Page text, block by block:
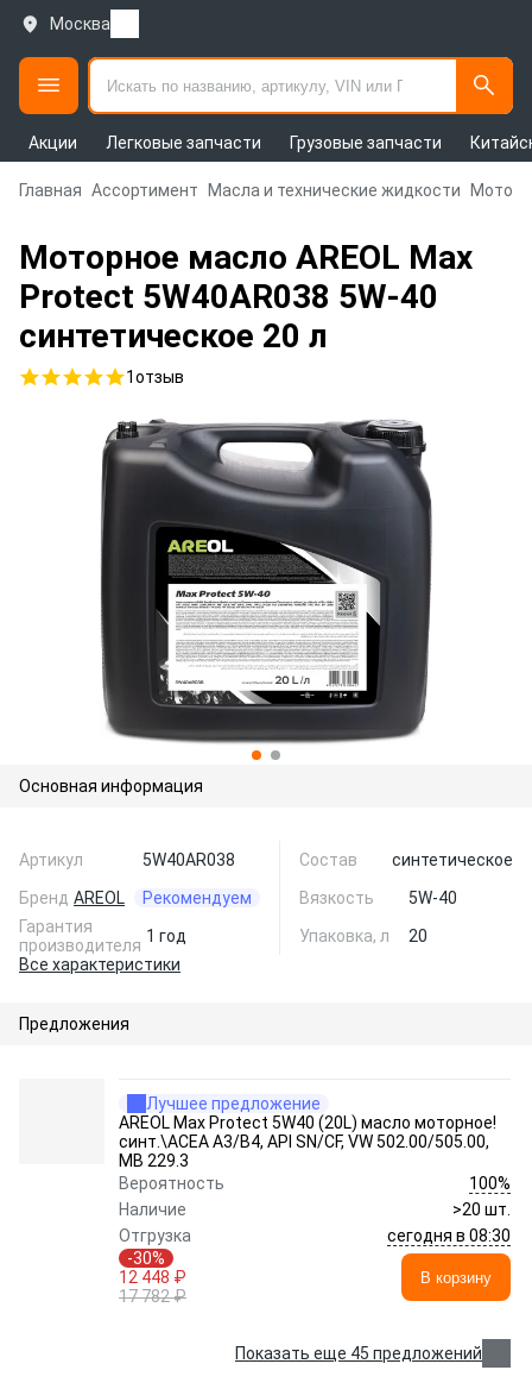
Москва
Акции Легковые запчасти Грузовые запчасти
Главная Ассортимент Масла и технические жидкости
Моторное масло AREOL Max
Protect 5W40AR038 5W-40
синтетическое 20 л
1отзыв
Основная информация
Артикул
5W40AR038
Бренд AREOL
Рекомендуем
Гарантия
производителя 1 год
Состав
синтетическое
Вязкость
5W-40
Упаковка, л
20
Все характеристики
Предложения
Лучшее предложение
AREOL Max Protect 5W40 (20L) масло моторное!
синт.\ACEA A3/B4, API SN/CF, VW 502.00/505.00,
MB 229.3
Вероятность
100%
Наличие
>20 шт.
Отгрузка
сегодня в 08:30
-30%
12 448 ₽
17 782 ₽
В корзину
Показать еще 45 предложений